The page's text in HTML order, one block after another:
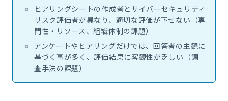
ヒアリングシートの作成者とサイバーセキュリティ
リスク評価者が異なり、適切な評価が下せない（専
門性・リソース、組織体制の課題）
アンケートやヒアリングだけでは、回答者の主観に
基づく事が多く、評価結果に客観性が乏しい（調
査手法の課題）